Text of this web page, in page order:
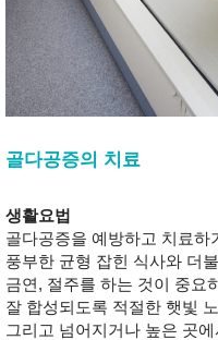
골다공증의 치료
생활요법
골다공증을 예방하고 치료하
풍부한 균형 잡힌 식사와 더
금연, 절주를 하는 것이 중요
잘 합성되도록 적절한 햇빛
그리고 넘어지거나 높은 곳